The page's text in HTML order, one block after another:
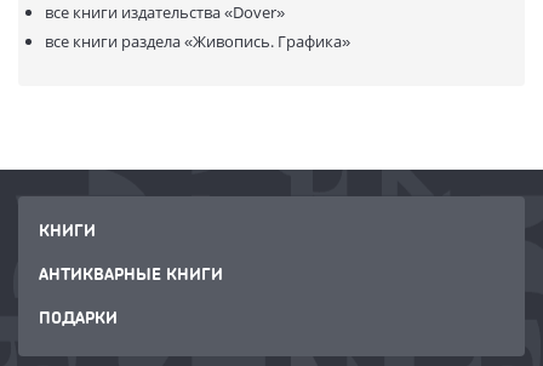
все книги издательства«Dover»
все книги раздела«Живопись. Графика»
КНИГИ
АНТИКВАРНЫЕ КНИГИ
ПОДАРКИ